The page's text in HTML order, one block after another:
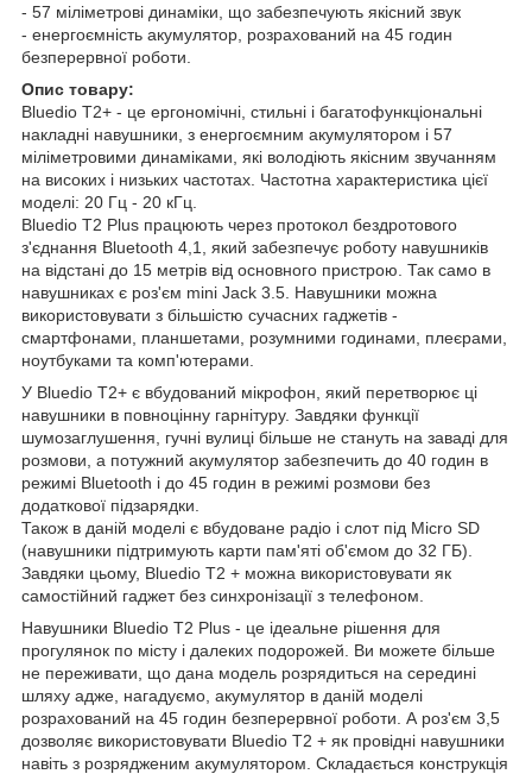
- 57 міліметрові динаміки, що забезпечують якісний звук
- енергоємність акумулятор, розрахований на 45 годин
безперервної роботи.
Опис товару:
Bluedio T2+ - це ергономічні, стильні і багатофункціональні
накладні навушники, з енергоємним акумулятором і 57
міліметровими динаміками, які володіють якісним звучанням
на високих і низьких частотах. Частотна характеристика цієї
моделі: 20 Гц - 20 кГц.
Bluedio T2 Plus працюють через протокол бездротового
з'єднання Bluetooth 4,1, який забезпечує роботу навушників
на відстані до 15 метрів від основного пристрою. Так само в
навушниках є роз'єм mini Jack 3.5. Навушники можна
використовувати з більшістю сучасних гаджетів -
смартфонами, планшетами, розумними годинами, плеєрами,
ноутбуками та комп'ютерами.
У Bluedio T2+ є вбудований мікрофон, який перетворює ці
навушники в повноцінну гарнітуру. Завдяки функції
шумозаглушення, гучні вулиці більше не стануть на заваді для
розмови, а потужний акумулятор забезпечить до 40 годин в
режимі Bluetooth і до 45 годин в режимі розмови без
додаткової підзарядки.
Також в даній моделі є вбудоване радіо і слот під Micro SD
(навушники підтримують карти пам'яті об'ємом до 32 ГБ).
Завдяки цьому, Bluedio T2 + можна використовувати як
самостійний гаджет без синхронізації з телефоном.
Навушники Bluedio T2 Plus - це ідеальне рішення для
прогулянок по місту і далеких подорожей. Ви можете більше
не переживати, що дана модель розрядиться на середині
шляху адже, нагадуємо, акумулятор в даній моделі
розрахований на 45 годин безперервної роботи. А роз'єм 3,5
дозволяє використовувати Bluedio T2 + як провідні навушники
навіть з розрядженим акумулятором. Складається конструкція